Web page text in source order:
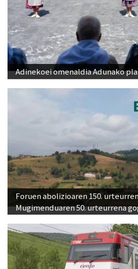
Adinekoei omenaldia Adunako
Foruen abolizioaren 150.
Mugimenduaren 50. urteurrena